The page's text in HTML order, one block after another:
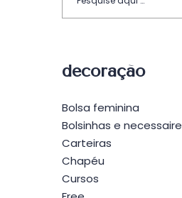
decoração
Bolsa feminina
Bolsinhas e necessaire
Carteiras
Chapéu
Cursos